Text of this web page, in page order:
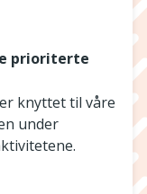
prioriterte
knyttet til våre
under